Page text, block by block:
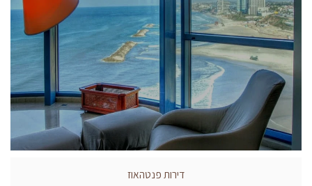
דירות פנטהאוז